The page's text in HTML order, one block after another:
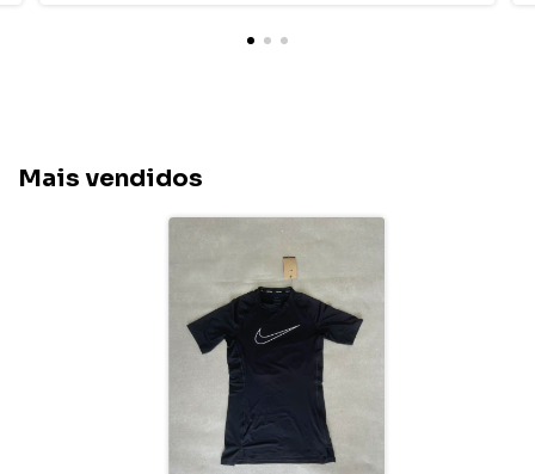
Mais vendidos